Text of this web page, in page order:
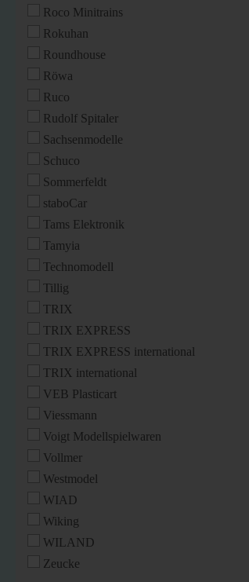
Roco Minitrains
Rokuhan
Roundhouse
Röwa
Ruco
Rudolf Spitaler
Sachsenmodelle
Schuco
Sommerfeldt
staboCar
Tams Elektronik
Tamyia
Technomodell
Tillig
TRIX
TRIX EXPRESS
TRIX EXPRESS international
TRIX international
VEB Plasticart
Viessmann
Voigt Modellspielwaren
Vollmer
Westmodel
WIAD
Wiking
WILAND
Zeucke